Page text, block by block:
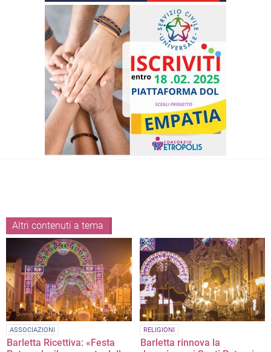
Altri contenuti a tema
ASSOCIAZIONI
Barletta Ricettiva: «Festa
RELIGIONI
Barletta rinnova la